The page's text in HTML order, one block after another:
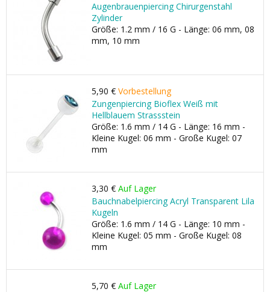
Augenbrauenpiercing Chirurgenstahl
Zylinder
Größe: 1.2 mm / 16 G - Länge: 06 mm, 08
mm, 10 mm
5,90 € Vorbestellung
Zungenpiercing Bioflex Weiß mit
Hellblauem Strassstein
Größe: 1.6 mm / 14 G - Länge: 16 mm -
Kleine Kugel: 06 mm - Große Kugel: 07
mm
3,30 € Auf Lager
Bauchnabelpiercing Acryl Transparent Lila
Kugeln
Größe: 1.6 mm / 14 G - Länge: 10 mm -
Kleine Kugel: 05 mm - Große Kugel: 08
mm
5,70 € Auf Lager